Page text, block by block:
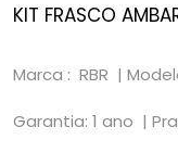
KIT FRASCO
Marca : RBR |
Garantia: 1 ano |